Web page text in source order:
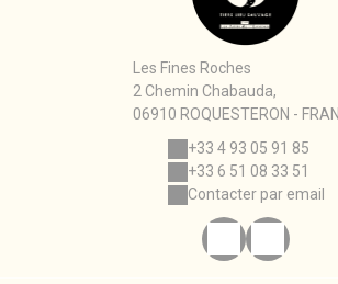
Les Fines Roches
2 Chemin Chabauda,
06910 ROQUESTERON -
+33 4 93 05 91 85
+33 6 51 08 33 51
Contacter par email